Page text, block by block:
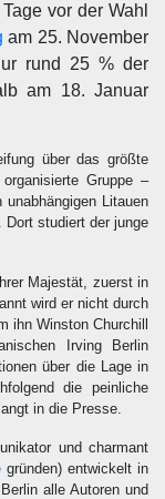
vor der Wahl
am 25. November
rund 25 % der
am 18. Januar
über das größte
Gruppe –
Litauen
Dort studiert der junge
Majestät, zuerst in
wird er nicht durch
ihn Winston Churchill
Irving Berlin
über die Lage in
die peinliche
in die Presse.
und charmant
gründen) entwickelt in
alle Autoren und